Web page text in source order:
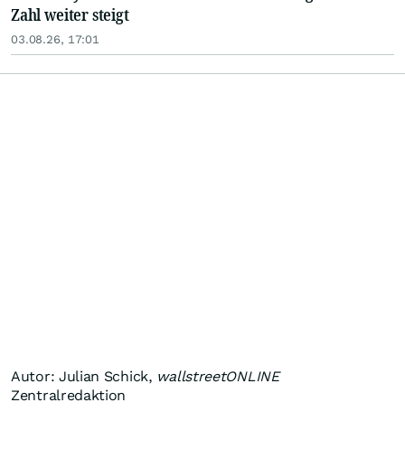
Zahl weiter steigt
03.08.26, 17:01
Autor: Julian Schick, wallstreetONLINE
Zentralredaktion